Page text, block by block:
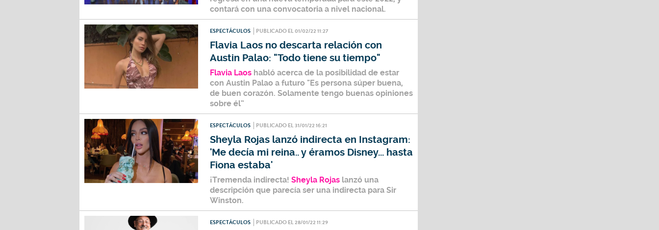
contará con una convocatoria a nivel nacional.
ESPECTÁCULOS PUBLICADO EL 01/02/22 11:27
Flavia Laos no descarta relación con
Austin Palao: "Todo tiene su tiempo"
Flavia Laos habló acerca de la posibilidad de estar
con Austin Palao a futuro "Es persona súper buena,
de buen corazón. Solamente tengo buenas opiniones
sobre él”
ESPECTÁCULOS PUBLICADO EL 31/01/22 16:21
Sheyla Rojas lanzó indirecta en Instagram:
'Me decía mi reina.. y éramos Disney... hasta
Fiona estaba'
¡Tremenda indirecta! Sheyla Rojas lanzó una
descripción que parecía ser una indirecta para Sir
Winston.
ESPECTÁCULOS PUBLICADO EL 28/01/22 11:29